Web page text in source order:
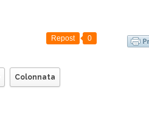
Repost 0
Colonnata